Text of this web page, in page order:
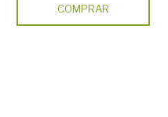
COMPRAR